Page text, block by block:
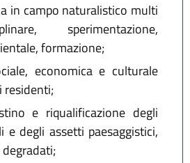
in campo naturalistico multi
sperimentazione,
formazione;
economica e culturale
residenti;
e riqualificazione degli
e degli assetti paesaggistici,